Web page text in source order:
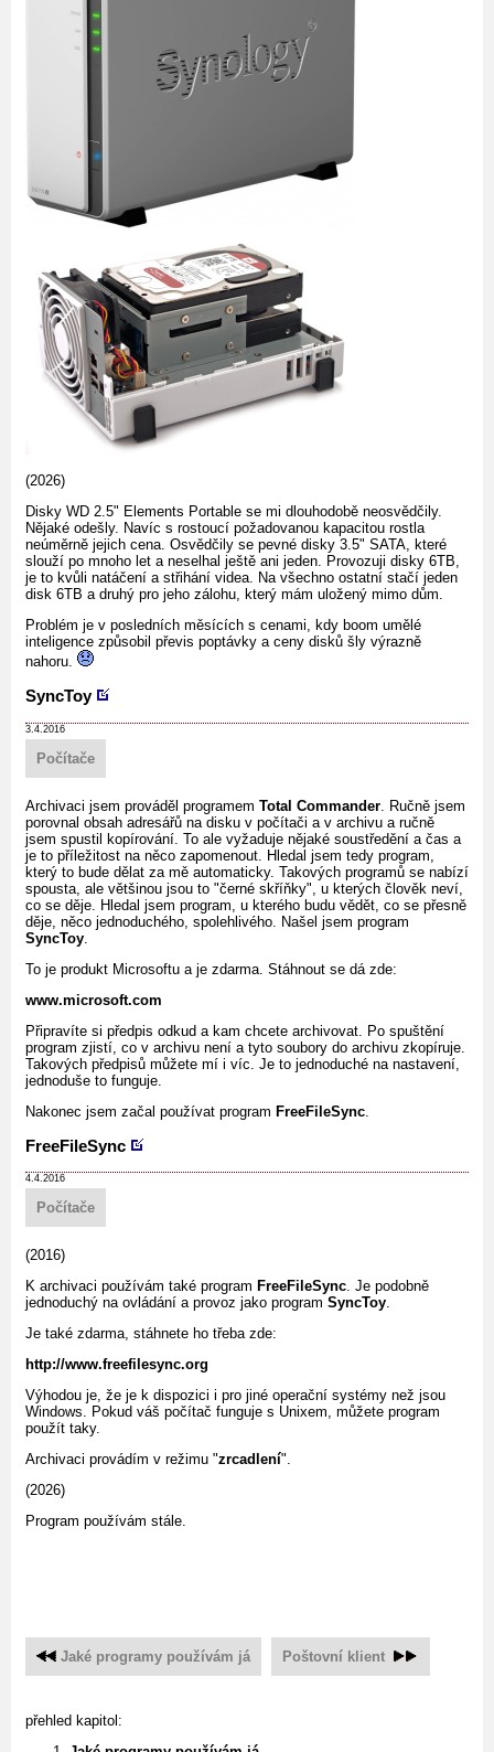
(2026)
Disky WD 2.5" Elements Portable se mi dlouhodobě neosvědčily.
Nějaké odešly. Navíc s rostoucí požadovanou kapacitou rostla
neúměrně jejich cena. Osvědčily se pevné disky 3.5" SATA, které
slouží po mnoho let a neselhal ještě ani jeden. Provozuji disky 6TB,
je to kvůli natáčení a střihání videa. Na všechno ostatní stačí jeden
disk 6TB a druhý pro jeho zálohu, který mám uložený mimo dům.
Problém je v posledních měsících s cenami, kdy boom umělé
inteligence způsobil převis poptávky a ceny disků šly výrazně
nahoru.
SyncToy
3.4.2016
Počítače
Archivaci jsem prováděl programem Total Commander . Ručně jsem
porovnal obsah adresářů na disku v počítači a v archivu a ručně
jsem spustil kopírování. To ale vyžaduje nějaké soustředění a čas a
je to příležitost na něco zapomenout. Hledal jsem tedy program,
který to bude dělat za mě automaticky. Takových programů se nabízí
spousta, ale většinou jsou to "černé skříňky", u kterých člověk neví,
co se děje. Hledal jsem program, u kterého budu vědět, co se přesně
děje, něco jednoduchého, spolehlivého. Našel jsem program
SyncToy
To je produkt Microsoftu a je zdarma. Stáhnout se dá zde:
www.microsoft.com
Připravíte si předpis odkud a kam chcete archivovat. Po spuštění
program zjistí, co v archivu není a tyto soubory do archivu zkopíruje.
Takových předpisů můžete mí i víc. Je to jednoduché na nastavení,
jednoduše to funguje.
Nakonec jsem začal používat program FreeFileSync
FreeFileSync
4.4.2016
Počítače
(2016)
K archivaci používám také program FreeFileSync. Je podobně
jednoduchý na ovládání a provoz jako program SyncToy.
Je také zdarma, stáhnete ho třeba zde:
http://www.freefilesync.org
Výhodou je, že je k dispozici i pro jiné operační systémy než jsou
Windows. Pokud váš počítač funguje s Unixem, můžete program
použít taky.
Archivaci provádím v režimu "zrcadlení".
(2026)
Program používám stále.
Jaké programy používám já Poštovní klient
přehled kapitol: